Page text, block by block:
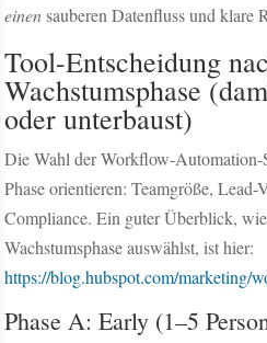
einensauberen Datenfluss und klare
Tool-Entscheidung
Wachstumsphase
oder unterbaust)
Die Wahl der Workflow-Automation-
Phase orientieren: Teamgröße,
Compliance. Ein guter Überblick,
Wachstumsphase auswählst, ist hier:
https://blog.hubspot.com/marketing/
Phase A: Early (1–5